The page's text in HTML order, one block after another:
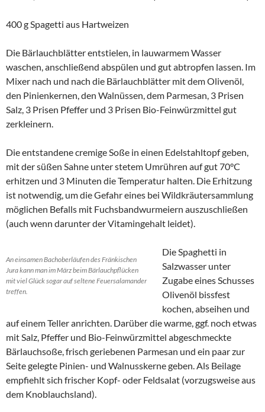
400 g Spagetti aus Hartweizen
Die Bärlauchblätter entstielen, in lauwarmem Wasser
waschen, anschließend abspülen und gut abtropfen lassen. Im
Mixer nach und nach die Bärlauchblätter mit dem Olivenöl,
den Pinienkernen, den Walnüssen, dem Parmesan, 3 Prisen
Salz, 3 Prisen Pfeffer und 3 Prisen Bio-Feinwürzmittel gut
zerkleinern.
Die entstandene cremige Soße in einen Edelstahltopf geben,
mit der süßen Sahne unter stetem Umrühren auf gut 70°C
erhitzen und 3 Minuten die Temperatur halten. Die Erhitzung
ist notwendig, um die Gefahr eines bei Wildkräutersammlung
möglichen Befalls mit Fuchsbandwurmeiern auszuschließen
(auch wenn darunter der Vitamingehalt leidet).
An einsamen Bachoberläufen des Fränkischen
Jura kann man im März beim Bärlauchpflücken
mit viel Glück sogar auf seltene Feuersalamander
treffen.
Die Spaghetti in
Salzwasser unter
Zugabe eines Schusses
Olivenöl bissfest
kochen, abseihen und
auf einem Teller anrichten. Darüber die warme, ggf. noch etwas
mit Salz, Pfeffer und Bio-Feinwürzmittel abgeschmeckte
Bärlauchsoße, frisch geriebenen Parmesan und ein paar zur
Seite gelegte Pinien- und Walnusskerne geben. Als Beilage
empfiehlt sich frischer Kopf- oder Feldsalat (vorzugsweise aus
dem Knoblauchsland).